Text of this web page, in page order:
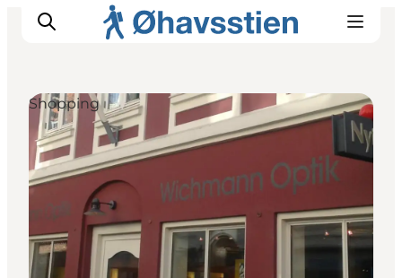
Inspiration
Vandreruter
Planlægning
Shopping